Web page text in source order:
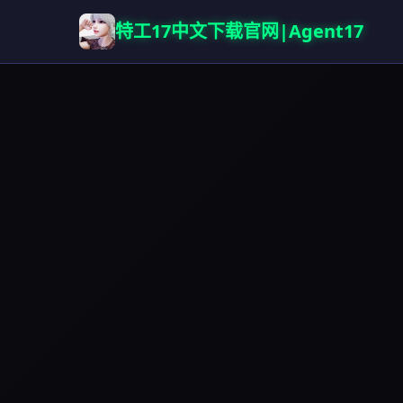
特工17中文下载官网|Agent17